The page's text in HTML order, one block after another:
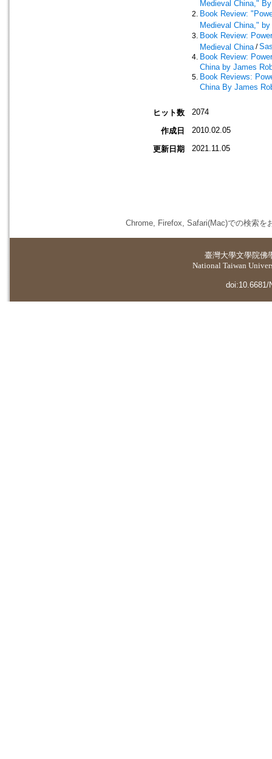
Medieval China,"
Book Review:
Medieval China,"
Book Review:
Medieval China /
Book Review:
China by James
Book Reviews:
China By James
ヒット数 2074
作成日 2010.02.05
更新日期 2021.11.05
Chrome, Firefox, Safari(Mac)での検索を
臺灣大學文學院佛
National Taiwan
doi:10.6681/